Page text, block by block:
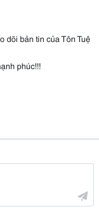
dõi bản tin của Tôn Tuệ
phúc!!!